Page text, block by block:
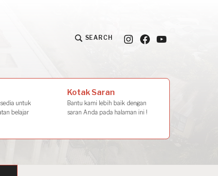
SEARCH Instagram
FacebookYouTube
untuk
belajar
Kotak Saran
Bantu kami lebih baik dengan
saran Anda pada halaman ini !